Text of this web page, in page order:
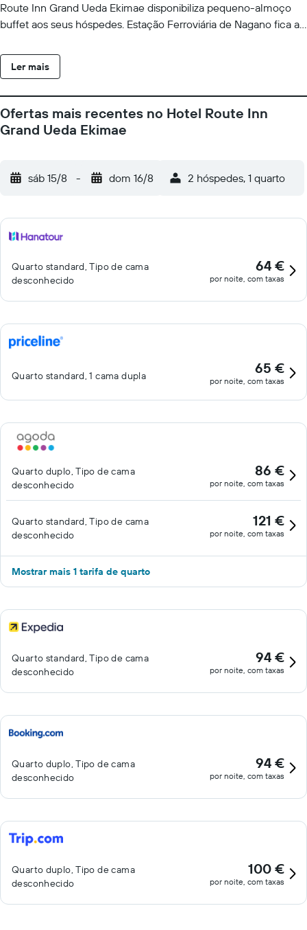
Route Inn Grand Ueda Ekimae disponibiliza pequeno-almoço
buffet aos seus hóspedes. Estação Ferroviária de Nagano fica a
Templo Zenkoji fica a 44 km de distância. O Aeroporto de
Matsumoto fica a 57 km da propriedade.
Ler mais
Ofertas mais recentes no Hotel Route Inn
Grand Ueda Ekimae
sáb 15/8 - dom 16/8 2 hóspedes, 1 quarto
Quarto standard, Tipo de cama
desconhecido
64 €
por noite, com taxas
Quarto standard, 1 cama dupla 65 €
por noite, com taxas
Quarto duplo, Tipo de cama
desconhecido
86 €
por noite, com taxas
Quarto standard, Tipo de cama
desconhecido
121 €
por noite, com taxas
Mostrar mais 1 tarifa de quarto
Quarto standard, Tipo de cama
desconhecido
94 €
por noite, com taxas
Quarto duplo, Tipo de cama
desconhecido
94 €
por noite, com taxas
Quarto duplo, Tipo de cama
desconhecido
100 €
por noite, com taxas